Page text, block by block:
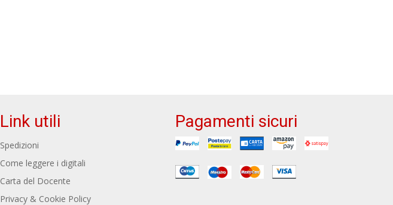
Link utili
Spedizioni
Come leggere i digitali
Carta del Docente
Privacy & Cookie Policy
Pagamenti sicuri